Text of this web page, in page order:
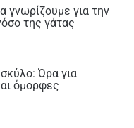
γνωρίζουμε για την
της γάτας
Ώρα για
όμορφες